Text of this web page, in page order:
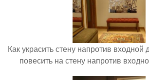
Как украсить стену напротив
повесить на стену напротив